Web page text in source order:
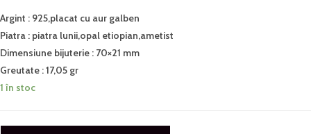
Argint : 925,placat cu aur galben
Piatra : piatra lunii,opal etiopian,ametist
Dimensiune bijuterie : 70×21 mm
Greutate : 17,05 gr
1 în stoc